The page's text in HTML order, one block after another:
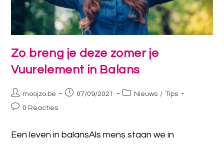
Zo breng je deze zomer je
Vuurelement in Balans
moojzo.be 07/09/2021 Nieuws / Tips
0 Reacties
Een leven in balansAls mens staan we in